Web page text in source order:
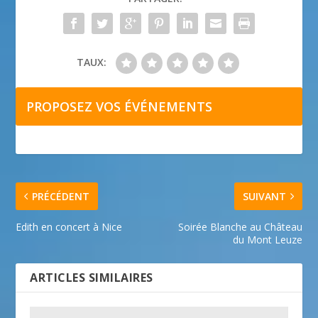
TAUX:
PROPOSEZ VOS ÉVÉNEMENTS
PRÉCÉDENT
Edith en concert à Nice
SUIVANT
Soirée Blanche au Château
du Mont Leuze
ARTICLES SIMILAIRES